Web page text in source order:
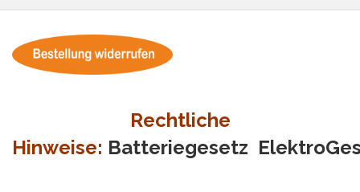
Rechtliche
Hinweise: Batteriegesetz